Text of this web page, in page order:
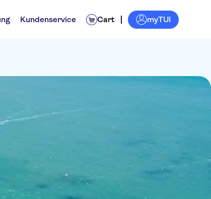
Kundenservice Cart myTUI